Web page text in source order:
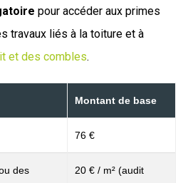
pour accéder aux primes
travaux liés à la toiture et à
et des combles.
Montant de base
76 €
des
20 € / m² (audit